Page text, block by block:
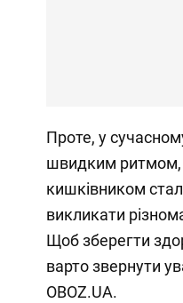
Проте, у
швидким ритмом,
кишківником
викликати
Щоб зберегти
варто звернути
OBOZ.UA.